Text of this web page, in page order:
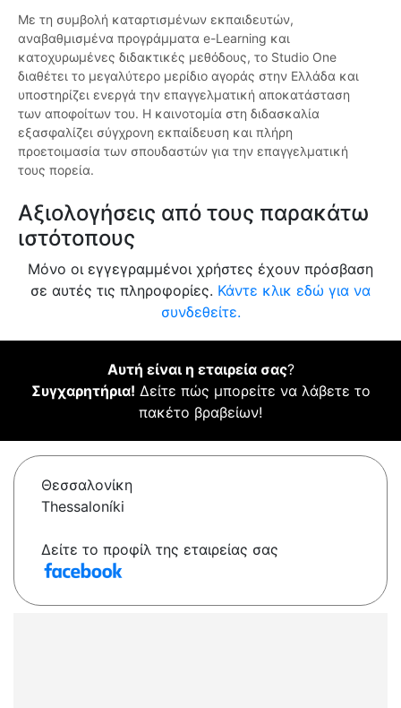
Με τη συμβολή καταρτισμένων εκπαιδευτών,
αναβαθμισμένα προγράμματα e-Learning και
κατοχυρωμένες διδακτικές μεθόδους, το Studio One
διαθέτει το μεγαλύτερο μερίδιο αγοράς στην Ελλάδα και
υποστηρίζει ενεργά την επαγγελματική αποκατάσταση
των αποφοίτων του. Η καινοτομία στη διδασκαλία
εξασφαλίζει σύγχρονη εκπαίδευση και πλήρη
προετοιμασία των σπουδαστών για την επαγγελματική
τους πορεία.
Αξιολογήσεις από τους παρακάτω
ιστότοπους
Μόνο οι εγγεγραμμένοι χρήστες έχουν πρόσβαση
σε αυτές τις πληροφορίες. Κάντε κλικ εδώ για να
συνδεθείτε.
Αυτή είναι η εταιρεία σας?
Συγχαρητήρια! Δείτε πώς μπορείτε να λάβετε το
πακέτο βραβείων!
Θεσσαλονίκη
Thessaloníki
Δείτε το προφίλ της εταιρείας σας